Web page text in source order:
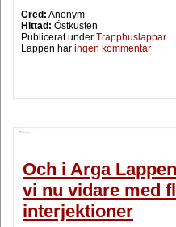
Cred: Anonym
Hittad: Östkusten
Publicerat under Trapphuslappar
Lappen har ingen kommentar
Och i Arga
vi nu vidare med
interjektioner